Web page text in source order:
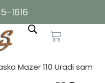
1616
Mazer 110 Uradi sam